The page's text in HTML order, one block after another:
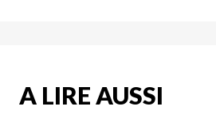
A LIRE AUSSI